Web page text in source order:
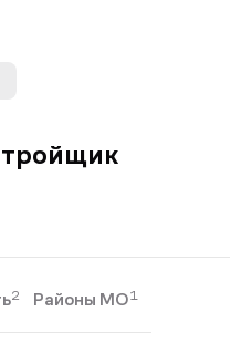
2 Районы МО1